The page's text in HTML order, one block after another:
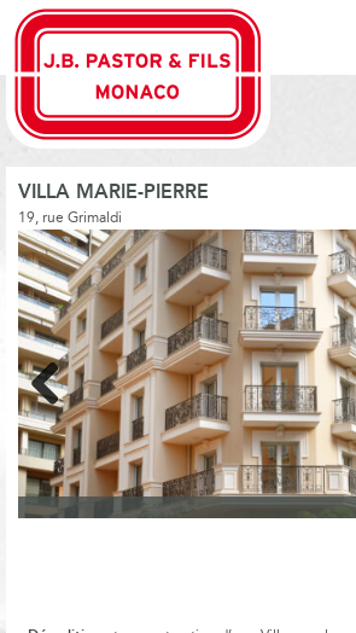
VILLA MARIE-PIERRE
19, rue Grimaldi
Previous